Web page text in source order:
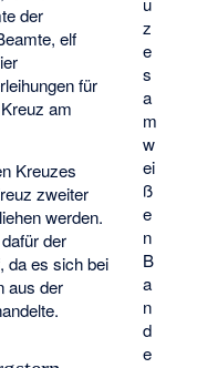
z
e
s
a
m
w
ei
ß
e
n
B
a
n
d
e
der
elf
für
am
Kreuzes
zweiter
werden.
der
da es sich bei
aus der